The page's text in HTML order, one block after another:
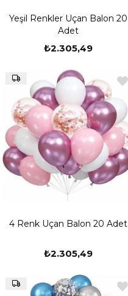
Yeşil Renkler Uçan Balon 20
Adet
₺2.305,49
4 Renk Uçan Balon 20 Adet
₺2.305,49